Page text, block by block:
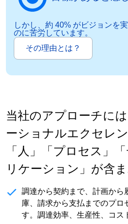
しかし、約 40% がビジョンを
のに苦労しています。
その理由とは？
当社のアプローチに
ーショナルエクセレ
「人」「プロセス」
リケーション」が含ま
調達から契約まで、計画から
庫、請求から支払までのプロ
す。調達効率、生産性、コス